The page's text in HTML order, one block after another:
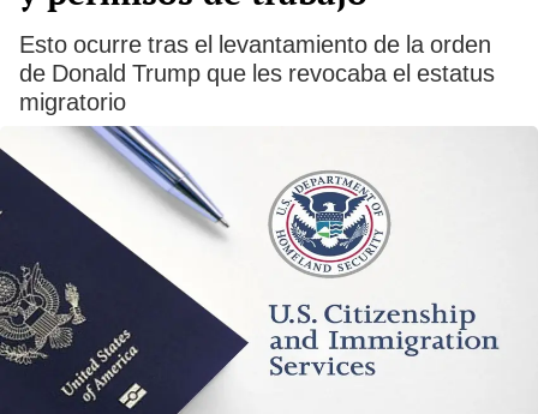
Esto ocurre tras el levantamiento de la orden
de Donald Trump que les revocaba el estatus
migratorio